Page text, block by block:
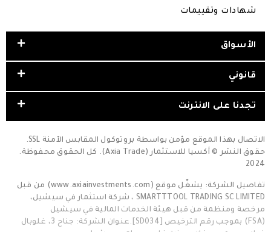
شهادات وتقييمات
الأسواق
قانوني
تجدنا على الانترنت
الاتصال بهذا الموقع مؤمن بواسطة بروتوكول المقابس الآمنة SSL.
حقوق النشر © أكسيا للاستثمار (Axia Trade). كل الحقوق محفوظة.
2024
تفاصيل الشركة: يشغّل موقع (www.axiainvestments.com) من قبل
SMARTTTOOL TRADING SC LIMITED ، شركة استثمار في سيشيل،
مرخصة ومنظمة من قبل هيئة الخدمات المالية في سيشيل
(FSA) بموجب رقم الترخيص [SD034].عنوان الشركة: جناح 3، غلوبال